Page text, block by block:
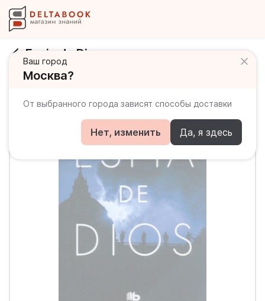
Ваш город
Москва?
От выбранного города зависят способы доставки
Нет, изменить Да, я здесь
Espia de Dios